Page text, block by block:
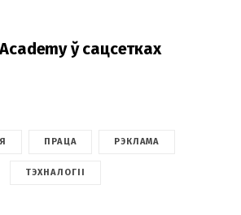
ў сацсетках
ПРАЦА РЭКЛАМА
ТЭХНАЛОГІІ